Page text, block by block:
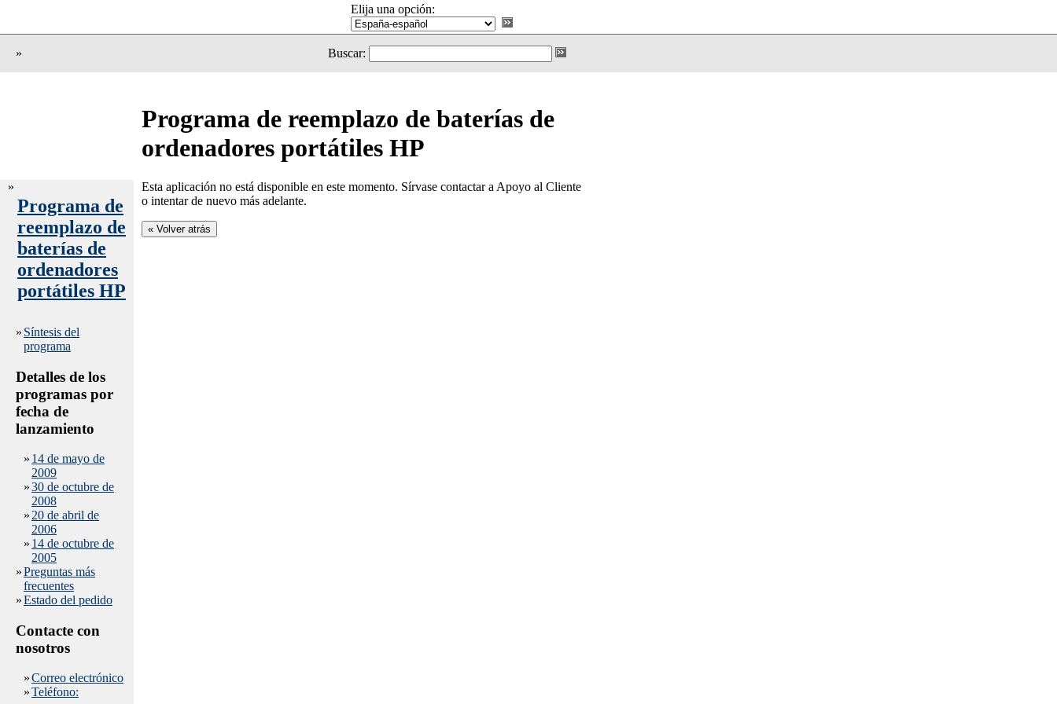
Elija una opción:
» Buscar:
Programa de reemplazo de baterías de
ordenadores portátiles HP
»
Programa de
reemplazo de
baterías de
ordenadores
portátiles HP
» Síntesis del
programa
Detalles de los
programas por
fecha de
lanzamiento
» 14 de mayo de
2009
»30 de octubre de
2008
» 20 de abril de
2006
» 14 de octubre de
2005
»Preguntas más
frecuentes
»Estado del pedido
Contacte con
nosotros
»Correo electrónico
»Teléfono:
Esta aplicación no está disponible en este momento. Sírvase contactar a Apoyo al Cliente
o intentar de nuevo más adelante.